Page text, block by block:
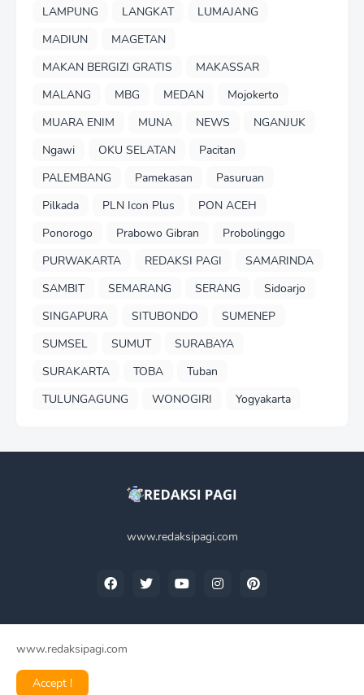
LAMPUNG
LANGKAT
LUMAJANG
MADIUN
MAGETAN
MAKAN BERGIZI GRATIS
MAKASSAR
MALANG
MBG MEDAN
Mojokerto
MUARA ENIM
MUNA NEWS
NGANJUK
Ngawi
OKU SELATAN
Pacitan
PALEMBANG
Pamekasan
Pasuruan
Pilkada
PLN Icon Plus
PON ACEH
Ponorogo
Prabowo Gibran
Probolinggo
PURWAKARTA
REDAKSI PAGI
SAMARINDA
SAMBIT
SEMARANG SERANG
Sidoarjo
SINGAPURA
SITUBONDO
SUMENEP
SUMSEL
SUMUT
SURABAYA
SURAKARTA
TOBA
Tuban
TULUNGAGUNG
WONOGIRI Yogyakarta
www.redaksipagi.com
Home Tentang Kami
www.redaksipagi.com
Accept !